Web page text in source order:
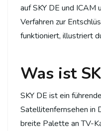
auf SKY DE und ICAM
Verfahren zur
funktioniert, illustriert
Was ist
SKY DE ist ein
Satellitenfernsehen in
breite Palette an TV-